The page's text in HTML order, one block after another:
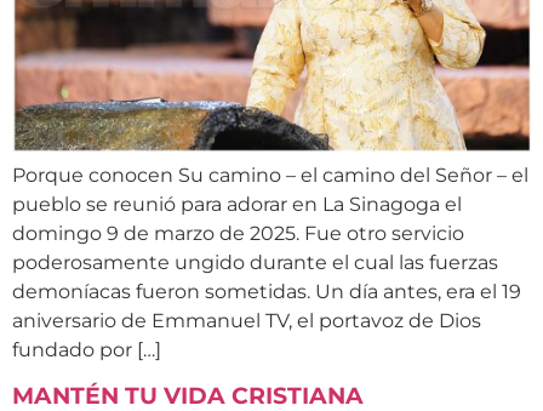
Porque conocen Su camino – el camino del Señor – el
pueblo se reunió para adorar en La Sinagoga el
domingo 9 de marzo de 2025. Fue otro servicio
poderosamente ungido durante el cual las fuerzas
demoníacas fueron sometidas. Un día antes, era el 19
aniversario de Emmanuel TV, el portavoz de Dios
fundado por […]
MANTÉN TU VIDA CRISTIANA